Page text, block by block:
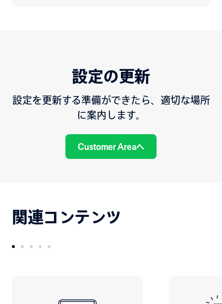
設定の更新
設定を更新する準備ができたら、適切な場所
に案内します。
Customer Areaへ
関連コンテンツ